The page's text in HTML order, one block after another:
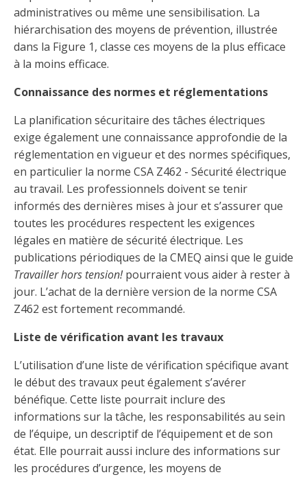
administratives ou même une sensibilisation. La
hiérarchisation des moyens de prévention, illustrée
dans la Figure 1, classe ces moyens de la plus efficace
à la moins efficace.
Connaissance des normes et réglementations
La planification sécuritaire des tâches électriques
exige également une connaissance approfondie de la
réglementation en vigueur et des normes spécifiques,
en particulier la norme CSA Z462 - Sécurité électrique
au travail. Les professionnels doivent se tenir
informés des dernières mises à jour et s’assurer que
toutes les procédures respectent les exigences
légales en matière de sécurité électrique. Les
publications périodiques de la CMEQ ainsi que le guide
Travailler hors tension!pourraient vous aider à rester à
jour. L’achat de la dernière version de la norme CSA
Z462 est fortement recommandé.
Liste de vérification avant les travaux
L’utilisation d’une liste de vérification spécifique avant
le début des travaux peut également s’avérer
bénéfique. Cette liste pourrait inclure des
informations sur la tâche, les responsabilités au sein
de l’équipe, un descriptif de l’équipement et de son
état. Elle pourrait aussi inclure des informations sur
les procédures d’urgence, les moyens de